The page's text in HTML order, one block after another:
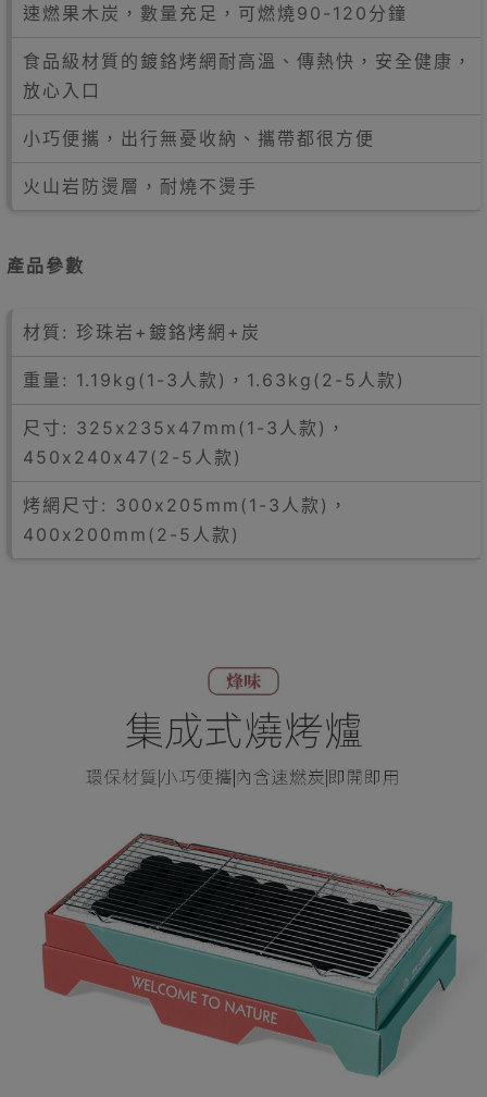
速燃果木炭，數量充足，可燃燒90-120分鐘
食品級材質的鍍鉻烤網耐高溫、傳熱快，安全健康，
放心入口
小巧便攜，出行無憂收納、攜帶都很方便
火山岩防燙層，耐燒不燙手
產品參數
材質: 珍珠岩+鍍鉻烤網+炭
重量: 1.19kg(1-3人款)，1.63kg(2-5人款)
尺寸: 325x235x47mm(1-3人款)，
450x240x47(2-5人款)
烤網尺寸: 300x205mm(1-3人款)，
400x200mm(2-5人款)